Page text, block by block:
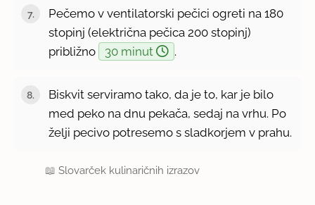
Pečemo v ventilatorski pečici ogreti na 180
stopinj (električna pečica 200 stopinj)
približno
30 minut .
Biskvit serviramo tako, da je to, kar je bilo
med peko na dnu pekača, sedaj na vrhu. Po
želji pecivo potresemo s sladkorjem v prahu.
📖Slovarček kulinaričnih izrazov